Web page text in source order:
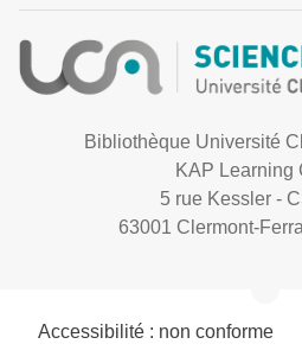
Bibliothèque Université
KAP Learning
5 rue Kessler -
63001 Clermont-
Accessibilité : non conforme